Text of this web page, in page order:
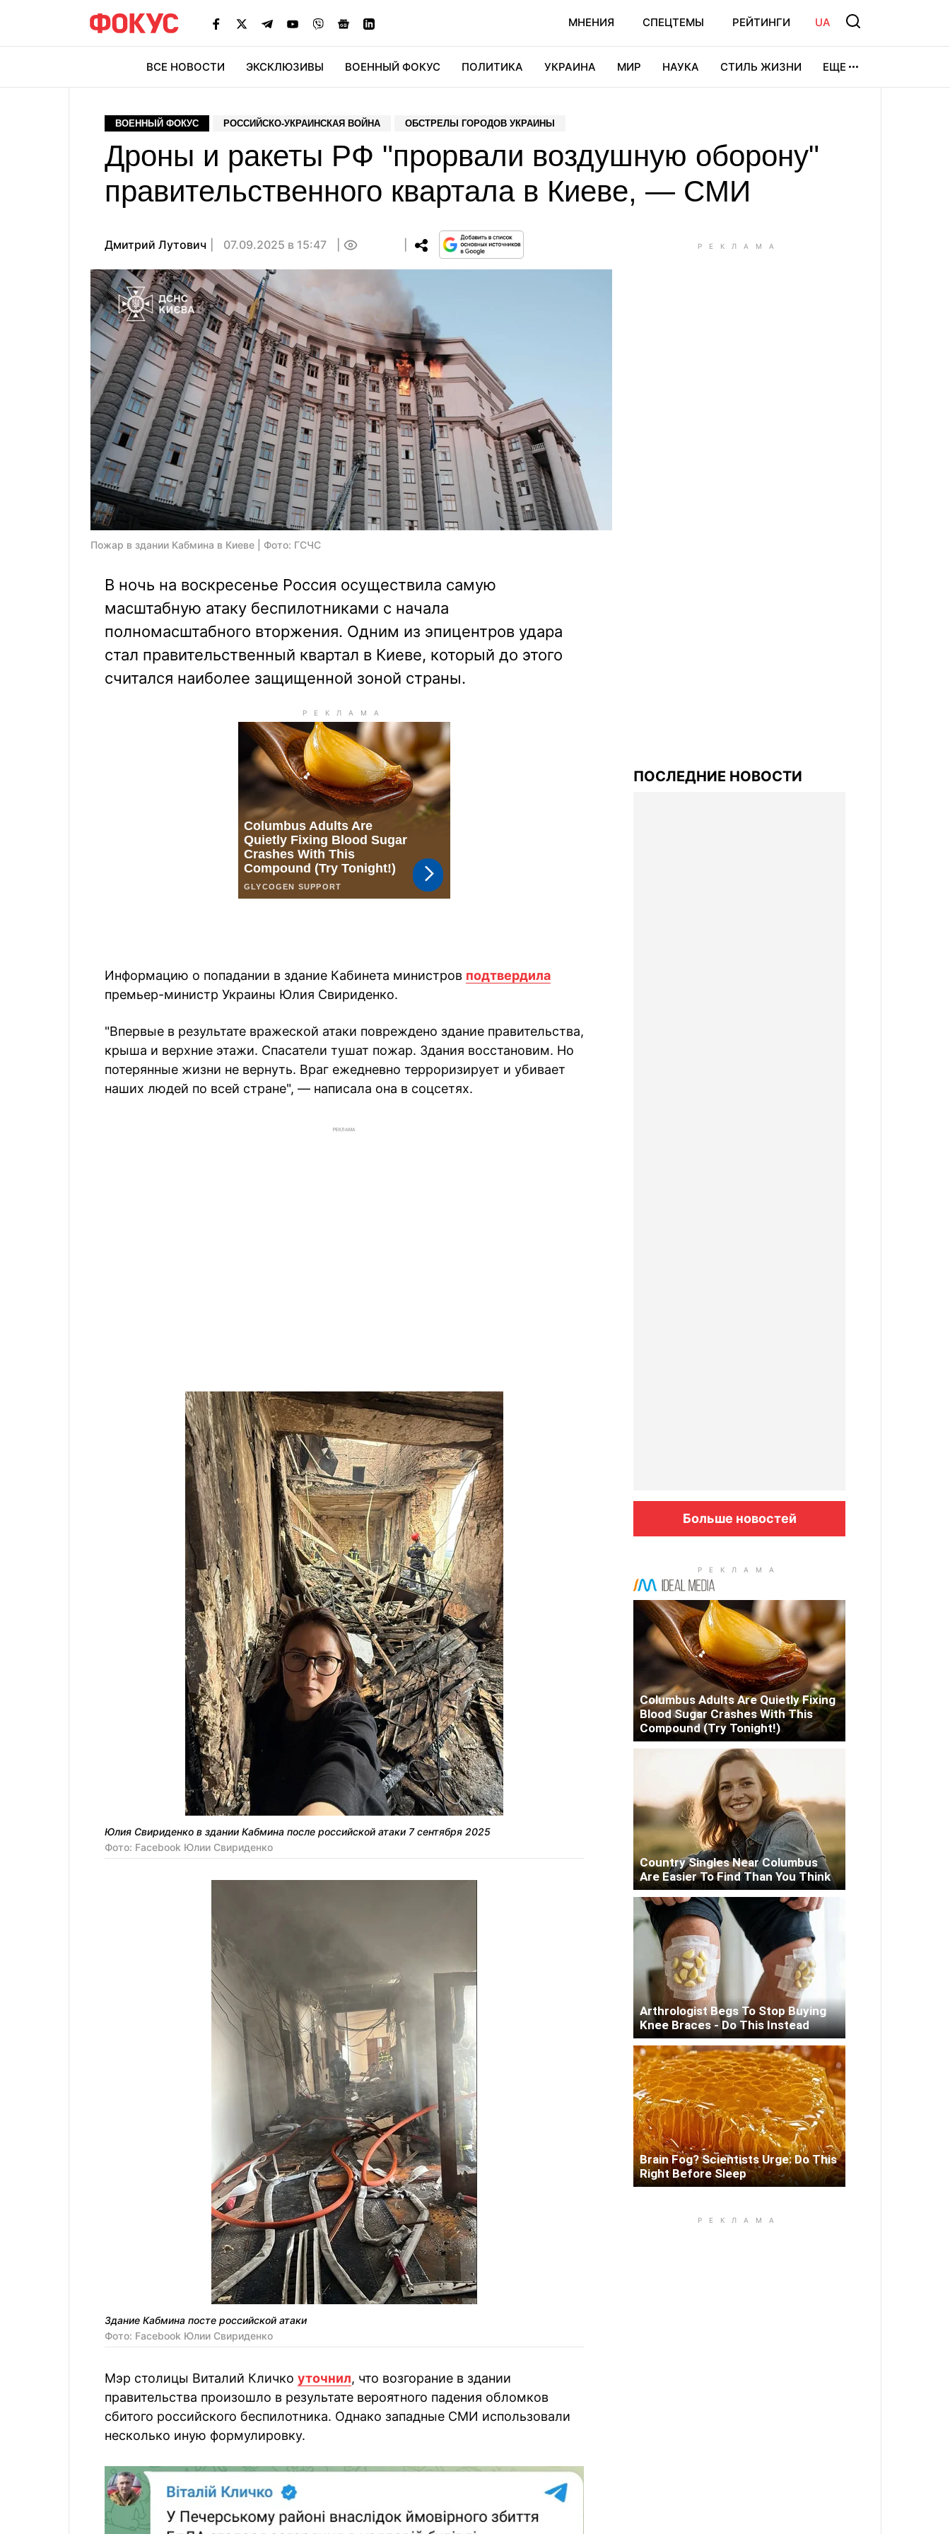
МНЕНИЯ СПЕЦТЕМЫ РЕЙТИНГИ UA
ВСЕ НОВОСТИ ЭКСКЛЮЗИВЫ ВОЕННЫЙ ФОКУС ПОЛИТИКА УКРАИНА МИР НАУКА СТИЛЬ ЖИЗНИ ЕЩЕ
ВОЕННЫЙ ФОКУС РОССИЙСКО-УКРАИНСКАЯ ВОЙНА ОБСТРЕЛЫ ГОРОДОВ УКРАИНЫ
Дроны и ракеты РФ "прорвали воздушную оборону"
правительственного квартала в Киеве, — СМИ
Дмитрий Лутович 07.09.2025 в 15:47
Пожар в здании Кабмина в Киеве | Фото: ГСЧС
В ночь на воскресенье Россия осуществила самую
масштабную атаку беспилотниками с начала
полномасштабного вторжения. Одним из эпицентров удара
стал правительственный квартал в Киеве, который до этого
считался наиболее защищенной зоной страны.
Информацию о попадании в здание Кабинета министров подтвердила
премьер-министр Украины Юлия Свириденко.
"Впервые в результате вражеской атаки повреждено здание правительства,
крыша и верхние этажи. Спасатели тушат пожар. Здания восстановим. Но
потерянные жизни не вернуть. Враг ежедневно терроризирует и убивает
наших людей по всей стране", — написала она в соцсетях.
РЕКЛАМА
Юлия Свириденко в здании Кабмина после российской атаки 7 сентября 2025
Фото: Facebook Юлии Свириденко
Здание Кабмина посте российской атаки
Фото: Facebook Юлии Свириденко
Мэр столицы Виталий Кличко уточнил, что возгорание в здании
правительства произошло в результате вероятного падения обломков
сбитого российского беспилотника. Однако западные СМИ использовали
несколько иную формулировку.
ПОСЛЕДНИЕ НОВОСТИ
Больше новостей